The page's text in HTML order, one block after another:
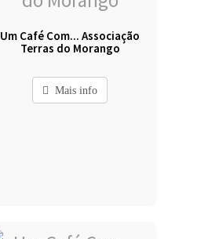
Um Café Com... Associação
Terras do Morango
Mais info